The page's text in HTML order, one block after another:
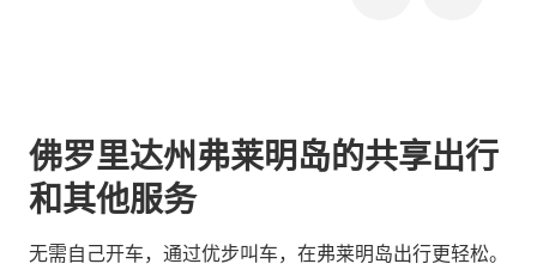
佛罗里达州弗莱明岛的共享出行
和其他服务
无需自己开车，通过优步叫车，在弗莱明岛出行更轻松。